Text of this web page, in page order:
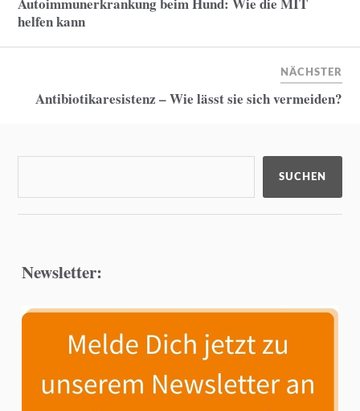
helfen kann
NÄCHSTER
Antibiotikaresistenz – Wie lässt sie sich vermeiden?
SUCHEN
Newsletter: